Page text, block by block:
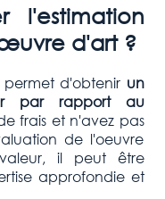
l'estimation
d'art ?
permet d'obtenir un
par rapport au
frais et n'avez pas
de l'oeuvre
il peut être
approfondie et